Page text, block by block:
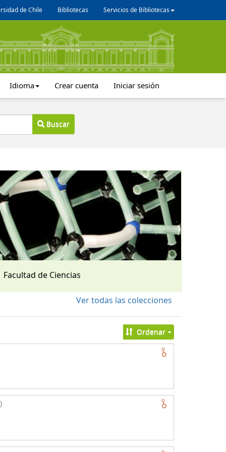
de Chile Bibliotecas Servicios de Bibliotecas
Idioma Crear cuenta Iniciar sesión
Buscar
Facultad de Ciencias
Ver todas las colecciones
Ordenar